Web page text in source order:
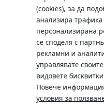
(cookies), за да
анализира трафика
персонализирана
се споделя с
рекламни и
управлявате
видовете
Повече
условия за
Телефон:
0700 10 375 / *2375
Московска No.19 / ул. Г.
SWIFT/BIC: